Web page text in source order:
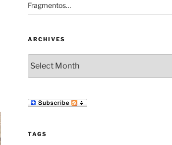
Fragmentos…
ARCHIVES
TAGS